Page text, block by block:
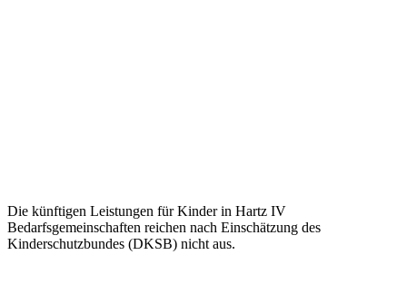
Die künftigen Leistungen für Kinder in Hartz IV
Bedarfsgemeinschaften reichen nach Einschätzung des
Kinderschutzbundes (DKSB) nicht aus.